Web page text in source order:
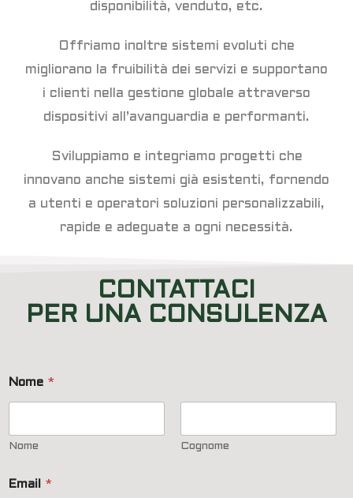
disponibilità, venduto, etc.
Offriamo inoltre sistemi evoluti che
migliorano la fruibilità dei servizi e supportano
i clienti nella gestione globale attraverso
dispositivi all’avanguardia e performanti.
Sviluppiamo e integriamo progetti che
innovano anche sistemi già esistenti, fornendo
a utenti e operatori soluzioni personalizzabili,
rapide e adeguate a ogni necessità.
CONTATTACI
PER UNA CONSULENZA
Nome *
Nome Cognome
Email *